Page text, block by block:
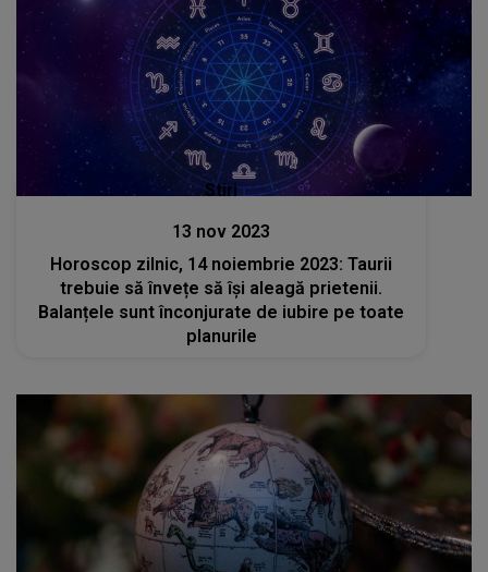
Stiri
13 nov 2023
Horoscop zilnic, 14 noiembrie 2023: Taurii
trebuie să învețe să își aleagă prietenii.
Balanțele sunt înconjurate de iubire pe toate
planurile